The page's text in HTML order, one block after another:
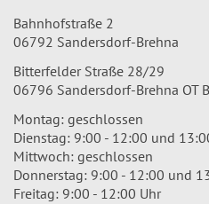
Bahnhofstraße 2
06792 Sandersdorf-Brehna
Bitterfelder Straße 28/29
06796 Sandersdorf-Brehna OT
Montag: geschlossen
Dienstag: 9:00 - 12:00 und
Mittwoch: geschlossen
Donnerstag: 9:00 - 12:00 und
Freitag: 9:00 - 12:00 Uhr